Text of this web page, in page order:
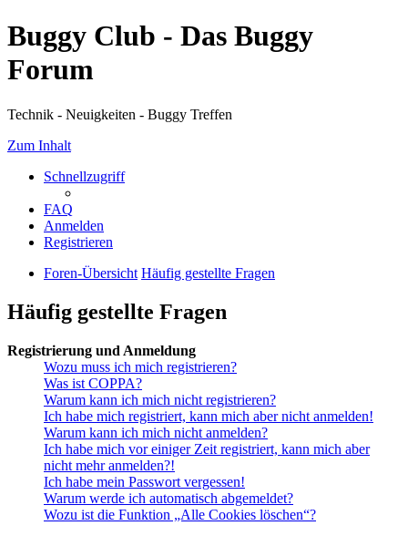
Buggy Club - Das Buggy
Forum
Technik - Neuigkeiten - Buggy Treffen
Zum Inhalt
Schnellzugriff
FAQ
Anmelden
Registrieren
Foren-Übersicht Häufig gestellte Fragen
Häufig gestellte Fragen
Registrierung und Anmeldung
Wozu muss ich mich registrieren?
Was ist COPPA?
Warum kann ich mich nicht registrieren?
Ich habe mich registriert, kann mich aber nicht anmelden!
Warum kann ich mich nicht anmelden?
Ich habe mich vor einiger Zeit registriert, kann mich aber
nicht mehr anmelden?!
Ich habe mein Passwort vergessen!
Warum werde ich automatisch abgemeldet?
Wozu ist die Funktion „Alle Cookies löschen“?